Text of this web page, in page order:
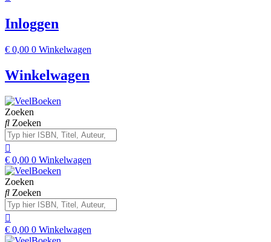
Inloggen
€ 0,00 0 Winkelwagen
Winkelwagen
Zoeken
Zoeken
€ 0,00 0 Winkelwagen
Zoeken
Zoeken
€ 0,00 0 Winkelwagen